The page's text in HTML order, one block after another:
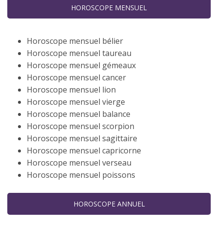
HOROSCOPE MENSUEL
Horoscope mensuel bélier
Horoscope mensuel taureau
Horoscope mensuel gémeaux
Horoscope mensuel cancer
Horoscope mensuel lion
Horoscope mensuel vierge
Horoscope mensuel balance
Horoscope mensuel scorpion
Horoscope mensuel sagittaire
Horoscope mensuel capricorne
Horoscope mensuel verseau
Horoscope mensuel poissons
HOROSCOPE ANNUEL